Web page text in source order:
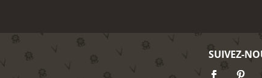
SUIVEZ-